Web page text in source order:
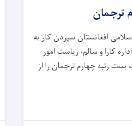
ترجمان
افغانستان سپردن کار به
کارا و سالم، ریاست امور
بست رتبه چهارم ترجمان را از